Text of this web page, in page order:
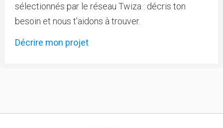
sélectionnés par le réseau Twiza : décris ton
besoin et nous t'aidons à trouver.
Décrire mon projet